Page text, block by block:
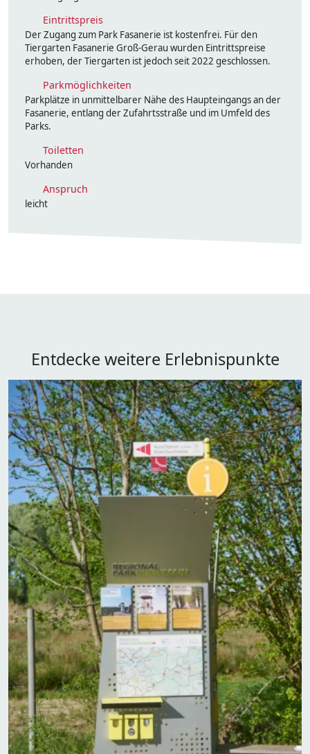
Eintrittspreis
Der Zugang zum Park Fasanerie ist kostenfrei. Für den
Tiergarten Fasanerie Groß-Gerau wurden Eintrittspreise
erhoben, der Tiergarten ist jedoch seit 2022 geschlossen.
Parkmöglichkeiten
Parkplätze in unmittelbarer Nähe des Haupteingangs an der
Fasanerie, entlang der Zufahrtsstraße und im Umfeld des
Parks.
Toiletten
Vorhanden
Anspruch
leicht
Entdecke weitere Erlebnispunkte